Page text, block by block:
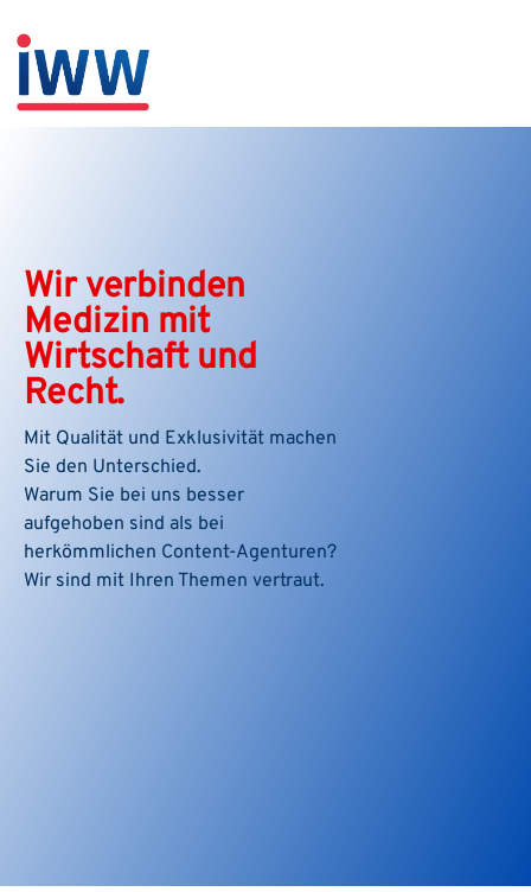
Wir verbinden
Medizin mit
Wirtschaft und
Recht.
Mit Qualität und Exklusivität machen
Sie den Unterschied.
Warum Sie bei uns besser
aufgehoben sind als bei
herkömmlichen Content-Agenturen?
Wir sind mit Ihren Themen vertraut.